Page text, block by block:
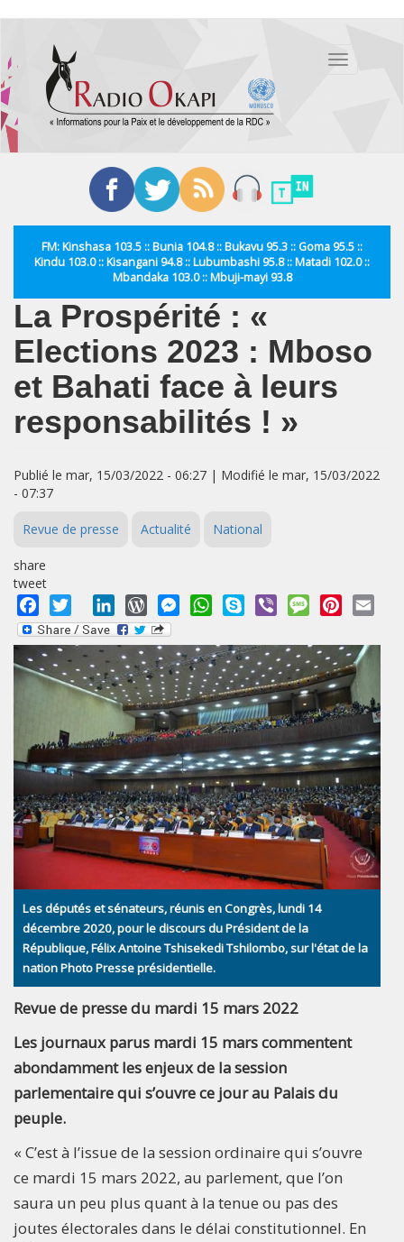
contenu
principal
Toggle
FM: Kinshasa 103.5 :: Bunia 104.8 :: Bukavu 95.3 :: Goma 95.5 ::
Kindu 103.0 :: Kisangani 94.8 :: Lubumbashi 95.8 :: Matadi 102.0 ::
Mbandaka 103.0 :: Mbuji-mayi 93.8
La Prospérité : «
Elections 2023 : Mboso
et Bahati face à leurs
responsabilités ! »
Publié le mar, 15/03/2022 - 06:27 | Modifié le mar, 15/03/2022
- 07:37
Revue de presse Actualité National
share
tweet
Facebook
Twitter LinkedInWordPressMessengerWhatsApp
Skype Viber MessagePinterest
Les députés et sénateurs, réunis en Congrès, lundi 14
décembre 2020, pour le discours du Président de la
République, Félix Antoine Tshisekedi Tshilombo, sur l'état de la
nation Photo Presse présidentielle.
Revue de presse du mardi 15 mars 2022
Les journaux parus mardi 15 mars commentent
abondamment les enjeux de la session
parlementaire qui s’ouvre ce jour au Palais du
peuple.
« C’est à l’issue de la session ordinaire qui s’ouvre
ce mardi 15 mars 2022, au parlement, que l’on
saura un peu plus quant à la tenue ou pas des
joutes électorales dans le délai constitutionnel. En